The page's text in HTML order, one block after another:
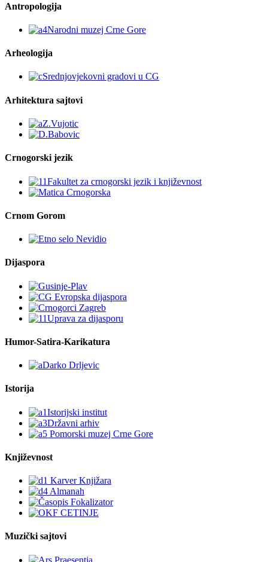
Antropologija
Arheologija
Arhitektura sajtovi
Crnogorski jezik
Crnom Gorom
Dijaspora
Humor-Satira-Karikatura
Istorija
Književnost
Muzički sajtovi